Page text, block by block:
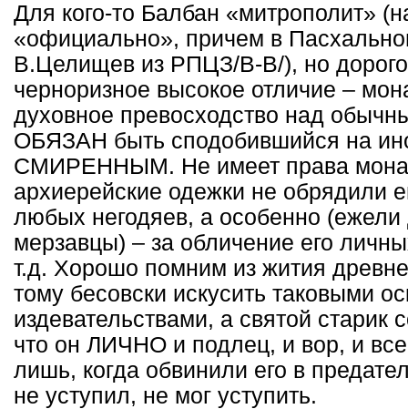
Для кого-то Балбан «митрополит»
«официально», причем в
В.Целищев из РПЦЗ/В-В/), но
черноризное высокое отличие –
духовное превосходство над
ОБЯЗАН быть сподобившийся на
СМИРЕННЫМ. Не имеет права
архиерейские одежки не обрядили
любых негодяев, а особенно
мерзавцы) – за обличение его
т.д. Хорошо помним из жития
тому бесовски искусить таковыми
издевательствами, а святой
что он ЛИЧНО и подлец, и вор, и
лишь, когда обвинили его в
не уступил, не мог уступить.